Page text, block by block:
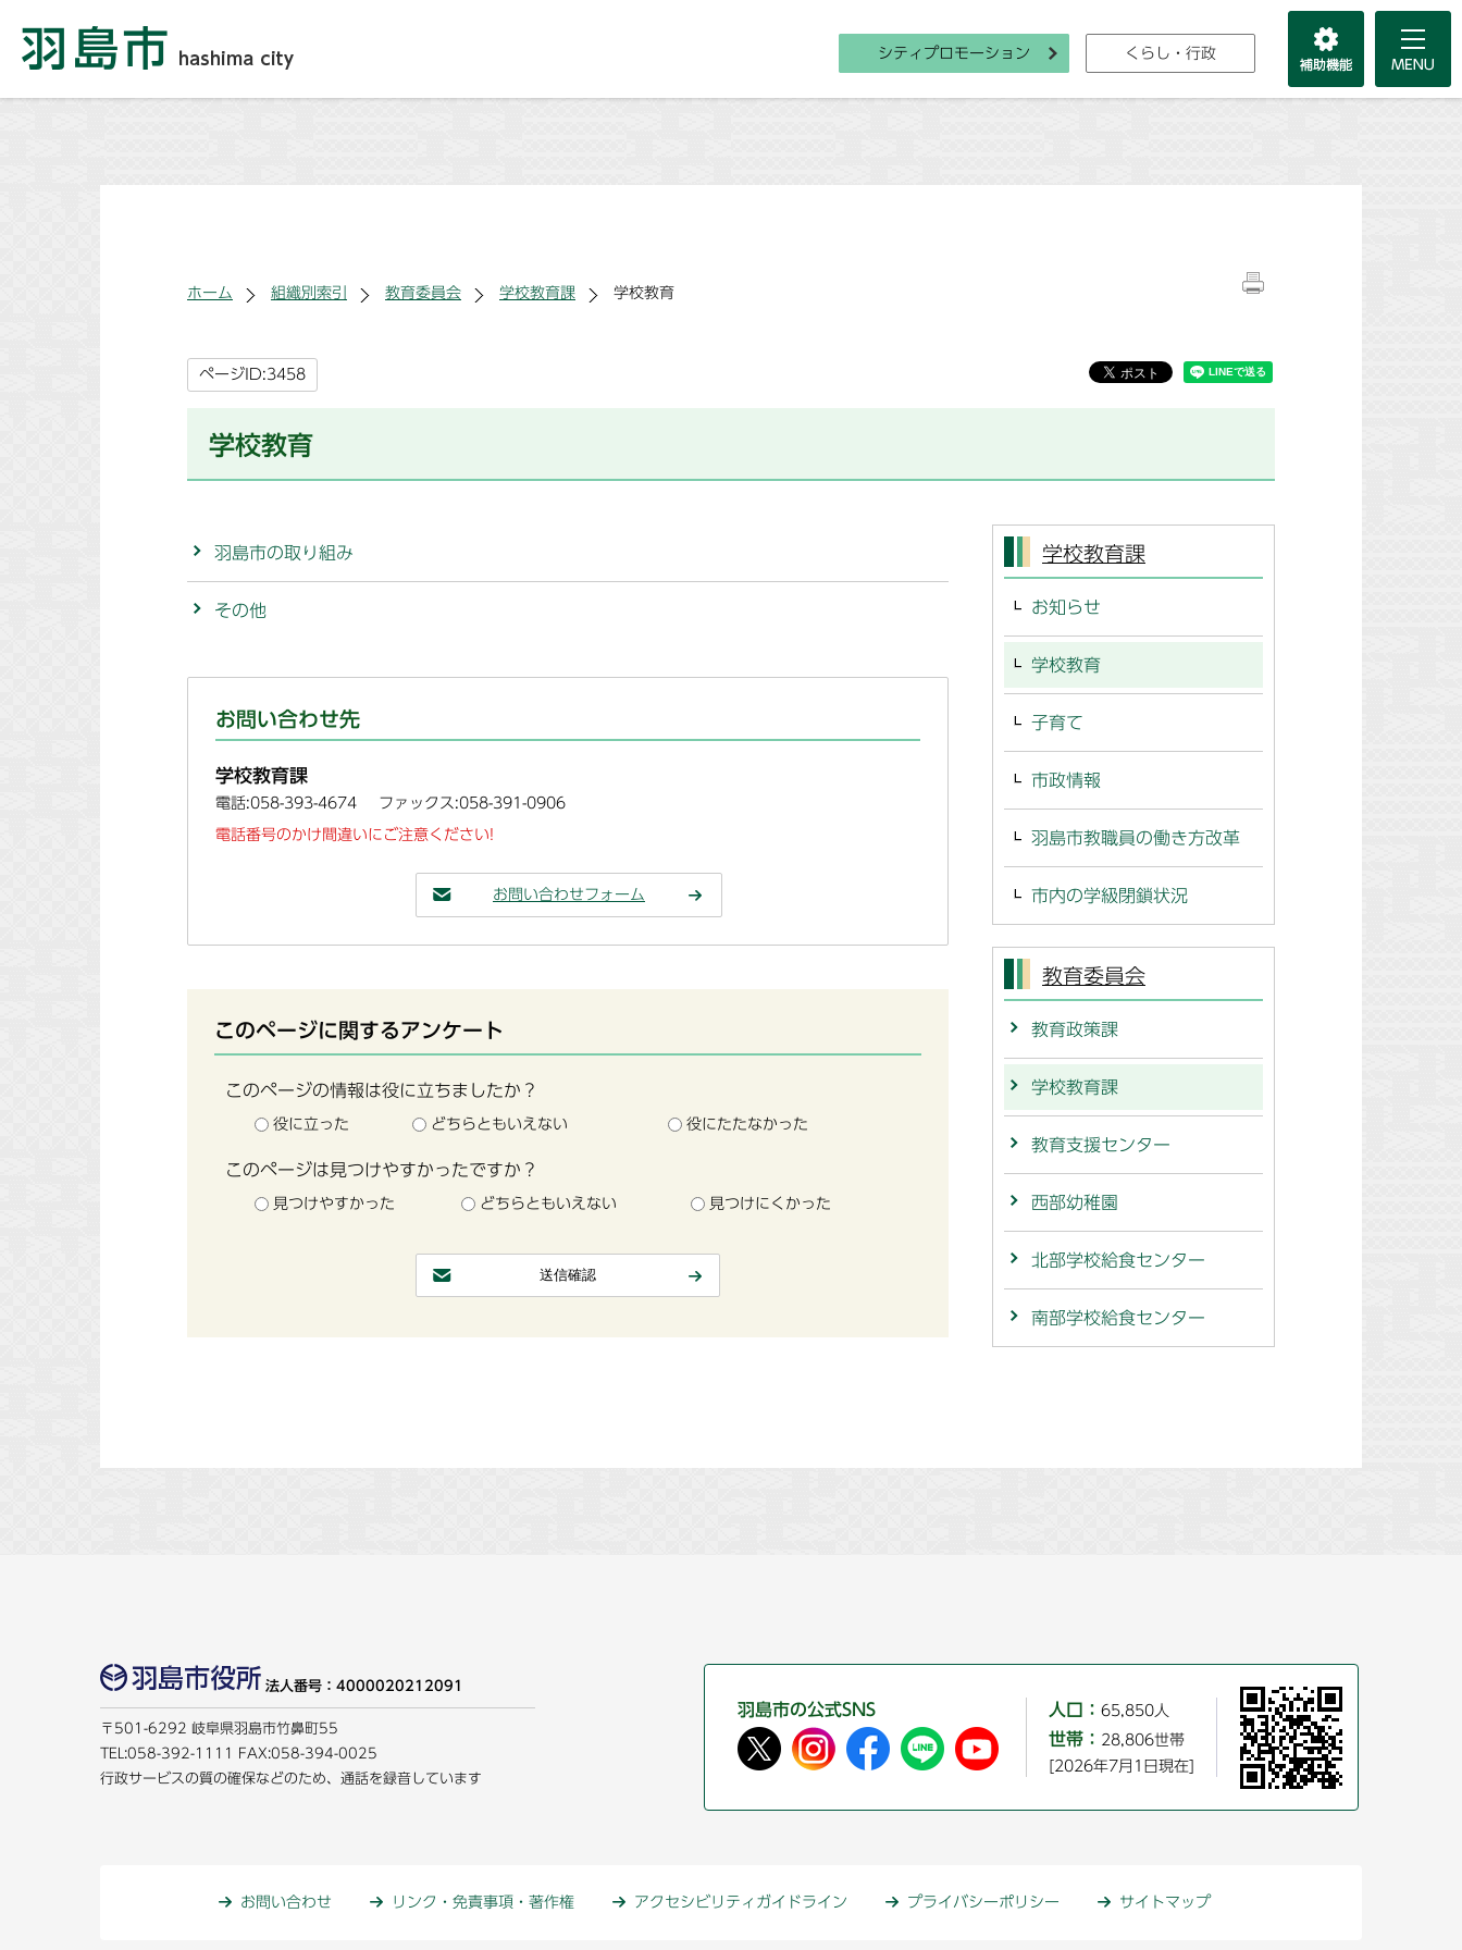
シティプロモーション くらし・行政
ホーム 組織別索引 教育委員会 学校教育課 学校教育
ページID:3458
学校教育
羽島市の取り組み
その他
お問い合わせ先
学校教育課
電話:058-393-4674 ファックス:058-391-0906
電話番号のかけ間違いにご注意ください!
お問い合わせフォーム
このページに関するアンケート
このページの情報は役に立ちましたか？
役に立った どちらともいえない 役にたたなかった
このページは見つけやすかったですか？
見つけやすかった どちらともいえない 見つけにくかった
学校教育課
お知らせ
学校教育
子育て
市政情報
羽島市教職員の働き方改革
市内の学級閉鎖状況
教育委員会
教育政策課
学校教育課
教育支援センター
西部幼稚園
北部学校給食センター
南部学校給食センター
法人番号：4000020212091
〒501-6292 岐阜県羽島市竹鼻町55
TEL:058-392-1111
FAX:058-394-0025
行政サービスの質の確保などのため、通話を録音しています
羽島市の公式SNS 人口： 65,850人
世帯： 28,806世帯
[2026年7月1日現在]
お問い合わせ リンク・免責事項・著作権 アクセシビリティガイドライン プライバシーポリシー サイトマップ